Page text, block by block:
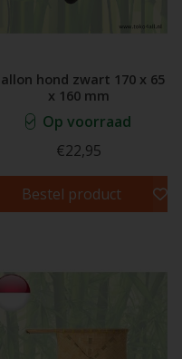
hond zwart 170 x 65
x 160 mm
Op voorraad
€22,95
Bestel product